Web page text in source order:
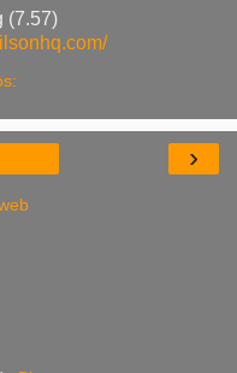
(7.57)
›